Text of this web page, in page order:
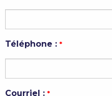
Téléphone : *
Courriel : *